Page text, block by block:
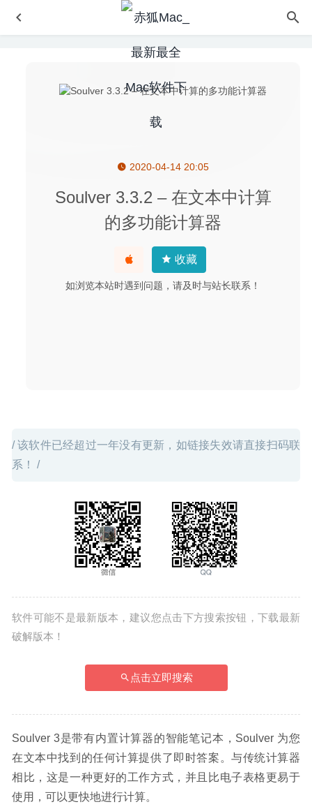
2020-04-14 20:05
Soulver 3.3.2 – 在文本中计算
的多功能计算器
收藏
如浏览本站时遇到问题，请及时与站长联系！
/ 该软件已经超过一年没有更新，如链接失效请直接扫码联
系！ /
软件可能不是最新版本，建议您点击下方搜索按钮，下载最新
破解版本！
点击立即搜索
Soulver 3是带有内置计算器的智能笔记本，Soulver 为您
在文本中找到的任何计算提供了即时答案。与传统计算器
相比，这是一种更好的工作方式，并且比电子表格更易于
使用，可以更快地进行计算。
Microsoft Remote Desktop 10.3.8 (1747) for Mac- 微软
Default Folder X 5.4.6 – 实用的菜单栏增强工具
2020-06-
Espresso 5.4 for Mac- 轻量级网页代码编辑器
TechSmith Snagit 2020.1.5 – 强大的截图录像工具